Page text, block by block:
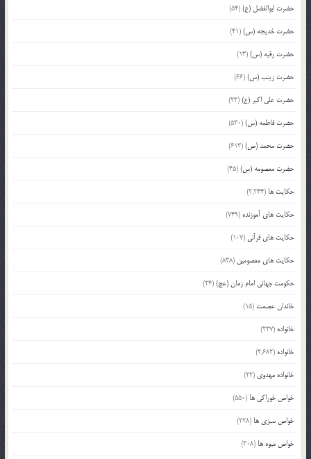
حضرت ابوالفضل (ع)(54)
حضرت خدیجه (س)(41)
حضرت رقیه (س)(13)
حضرت زینب (س)(66)
حضرت علی اکبر (ع)(23)
حضرت فاطمه (س)(530)
حضرت محمد (ص)(613)
حضرت معصومه (س)(45)
حکایت ها (2,244)
حکایت های آموزنده (749)
حکایت های قرآنی (107)
حکایت های معصومین (838)
حکومت جهانی امام زمان (عج)(24)
خاندان عصمت (15)
خانواده (227)
خانواده (2,682)
خانواده مهدوی (22)
خواص خوراکی ها (550)
خواص سبزی ها (228)
خواص میوه ها (308)